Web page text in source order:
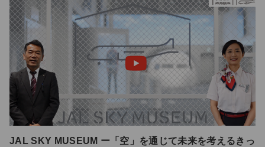
JAL SKY MUSEUM ー「空」を通じて未来を考えるきっ